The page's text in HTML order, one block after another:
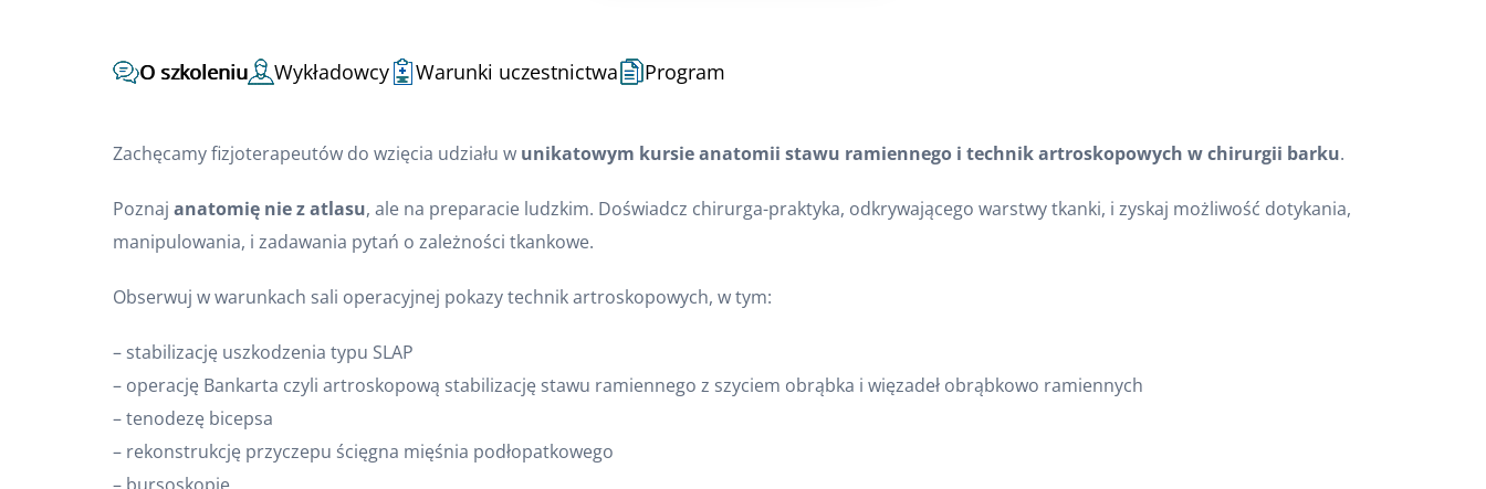
O szkoleniu Wykładowcy Warunki uczestnictwa Program
Zachęcamy fizjoterapeutów do wzięcia udziału w unikatowym kursie anatomii stawu ramiennego i technik artroskopowych w chirurgii barku.
Poznaj anatomię nie z atlasu, ale na preparacie ludzkim. Doświadcz chirurga-praktyka, odkrywającego warstwy tkanki, i zyskaj możliwość dotykania,
manipulowania, i zadawania pytań o zależności tkankowe.
Obserwuj w warunkach sali operacyjnej pokazy technik artroskopowych, w tym:
– stabilizację uszkodzenia typu SLAP
– operację Bankarta czyli artroskopową stabilizację stawu ramiennego z szyciem obrąbka i więzadeł obrąbkowo ramiennych
– tenodezę bicepsa
– rekonstrukcję przyczepu ścięgna mięśnia podłopatkowego